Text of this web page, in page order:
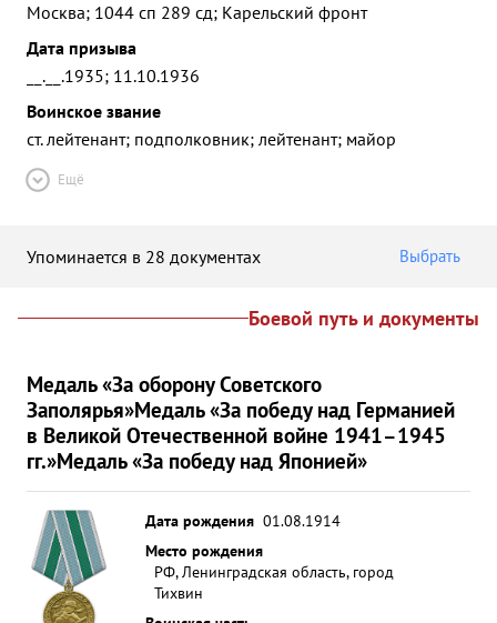
Москва; 1044 сп 289 сд; Карельский фронт
Дата призыва
__.__.1935; 11.10.1936
Воинское звание
ст. лейтенант; подполковник; лейтенант; майор
Ещё
Упоминается в 28 документах Выбрать
Боевой путь и документы
Медаль «За оборону Советского
Заполярья»Медаль «За победу над Германией
в Великой Отечественной войне 1941–1945
гг.»Медаль «За победу над Японией»
Дата рождения 01.08.1914
Место рождения
РФ, Ленинградская область, город
Тихвин